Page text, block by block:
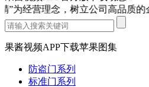
经营理念，树立公司高品质的
果酱视频APP下载苹果图集
防盗门系列
标准门系列